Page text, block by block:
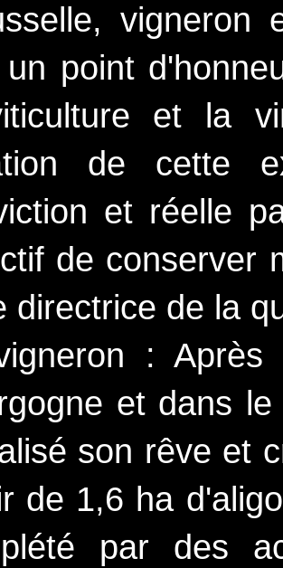
vigneron
point
et la
de cette
et réelle
de conserver
directrice de la
: Après
et dans
son rêve et
de 1,6 ha
par des